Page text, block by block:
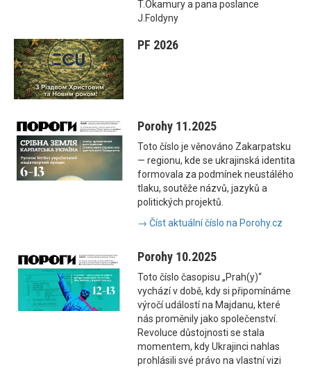
T.Okamury a pana poslance
J.Foldyny
PF 2026
Porohy 11.2025
Toto číslo je věnováno Zakarpatsku
— regionu, kde se ukrajinská identita
formovala za podmínek neustálého
tlaku, soutěže názvů, jazyků a
politických projektů.
→ Číst aktuální číslo na Porohy.cz
Porohy 10.2025
Toto číslo časopisu „Prah(y)“
vychází v době, kdy si připomínáme
výročí událostí na Majdanu, které
nás proměnily jako společenství.
Revoluce důstojnosti se stala
momentem, kdy Ukrajinci nahlas
prohlásili své právo na vlastní vizi